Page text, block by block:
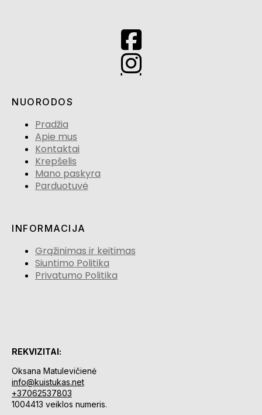
NUORODOS
Pradžia
Apie mus
Kontaktai
Krepšelis
Mano paskyra
Parduotuvė
INFORMACIJA
Grąžinimas ir keitimas
Siuntimo Politika
Privatumo Politika
REKVIZITAI:
Oksana Matulevičienė
info@kuistukas.net
+37062537803
1004413 veiklos numeris.